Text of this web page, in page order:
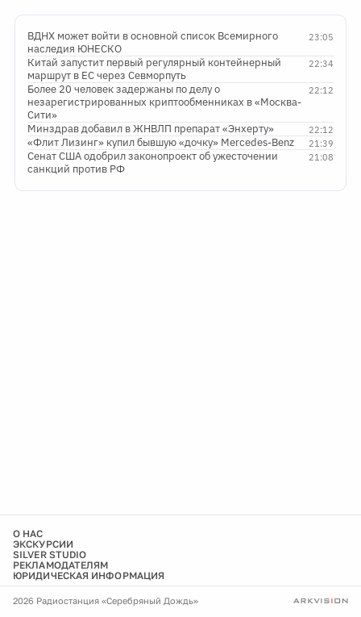
23:05
ВДНХ может войти в основной список Всемирного
наследия ЮНЕСКО
22:34
Китай запустит первый регулярный контейнерный
маршрут в ЕС через Севморпуть
22:12
Более 20 человек задержаны по делу о
незарегистрированных криптообменниках в «Москва-
Сити»
22:12
Минздрав добавил в ЖНВЛП препарат «Энхерту»
21:39
«Флит Лизинг» купил бывшую «дочку» Mercedes-Benz
21:08
Сенат США одобрил законопроект об ужесточении
санкций против РФ
О НАС
ЭКСКУРСИИ
SILVER STUDIO
РЕКЛАМОДАТЕЛЯМ
ЮРИДИЧЕСКАЯ ИНФОРМАЦИЯ
2026 Радиостанция «Серебряный Дождь»